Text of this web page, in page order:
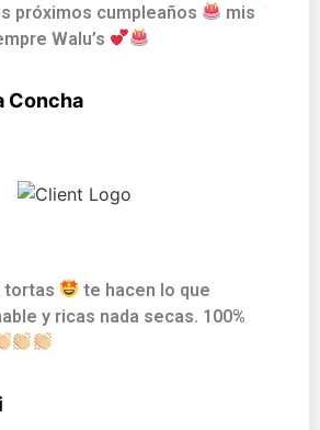
próximos cumpleaños
mis
Walu’s
Concha
tortas
te hacen lo que
y ricas nada secas. 100%